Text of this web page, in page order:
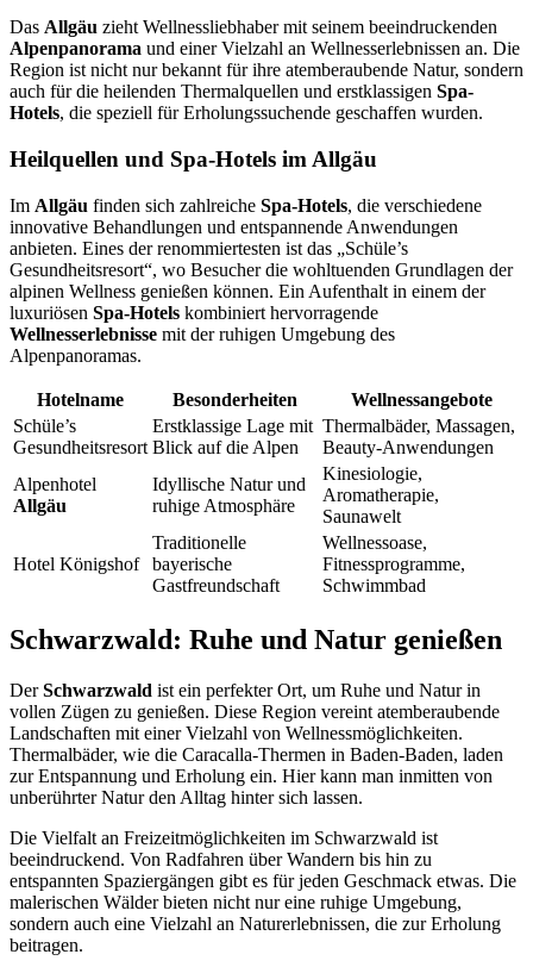
Das Allgäu zieht Wellnessliebhaber mit seinem beeindruckenden
Alpenpanorama und einer Vielzahl an Wellnesserlebnissen an. Die
Region ist nicht nur bekannt für ihre atemberaubende Natur, sondern
auch für die heilenden Thermalquellen und erstklassigen Spa-
Hotels, die speziell für Erholungssuchende geschaffen wurden.
Heilquellen und Spa-Hotels im Allgäu
Im Allgäu finden sich zahlreiche Spa-Hotels, die verschiedene
innovative Behandlungen und entspannende Anwendungen
anbieten. Eines der renommiertesten ist das „Schüle’s
Gesundheitsresort“, wo Besucher die wohltuenden Grundlagen der
alpinen Wellness genießen können. Ein Aufenthalt in einem der
luxuriösen Spa-Hotels kombiniert hervorragende
Wellnesserlebnisse mit der ruhigen Umgebung des
Alpenpanoramas.
Hotelname Besonderheiten
Wellnessangebote
Schüle’s
Gesundheitsresort
Erstklassige Lage mit
Blick auf die Alpen
Thermalbäder, Massagen,
Beauty-Anwendungen
Alpenhotel
Allgäu
Idyllische Natur und
ruhige Atmosphäre
Kinesiologie,
Aromatherapie,
Saunawelt
Hotel Königshof
Traditionelle
bayerische
Gastfreundschaft
Wellnessoase,
Fitnessprogramme,
Schwimmbad
Schwarzwald: Ruhe und Natur genießen
DerSchwarzwald ist ein perfekter Ort, um Ruhe und Natur in
vollen Zügen zu genießen. Diese Region vereint atemberaubende
Landschaften mit einer Vielzahl von Wellnessmöglichkeiten.
Thermalbäder, wie die Caracalla-Thermen in Baden-Baden, laden
zur Entspannung und Erholung ein. Hier kann man inmitten von
unberührter Natur den Alltag hinter sich lassen.
Die Vielfalt an Freizeitmöglichkeiten im Schwarzwald ist
beeindruckend. Von Radfahren über Wandern bis hin zu
entspannten Spaziergängen gibt es für jeden Geschmack etwas. Die
malerischen Wälder bieten nicht nur eine ruhige Umgebung,
sondern auch eine Vielzahl an Naturerlebnissen, die zur Erholung
beitragen.